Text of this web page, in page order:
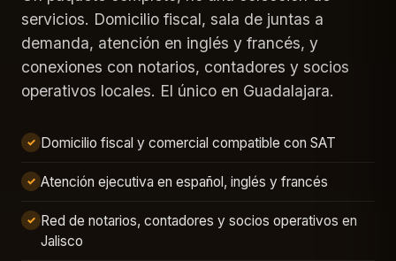
servicios. Domicilio fiscal, sala de juntas a
demanda, atención en inglés y francés, y
conexiones con notarios, contadores y socios
operativos locales. El único en Guadalajara.
✓ Domicilio fiscal y comercial compatible con SAT
✓ Atención ejecutiva en español, inglés y francés
✓ Red de notarios, contadores y socios operativos en
Jalisco